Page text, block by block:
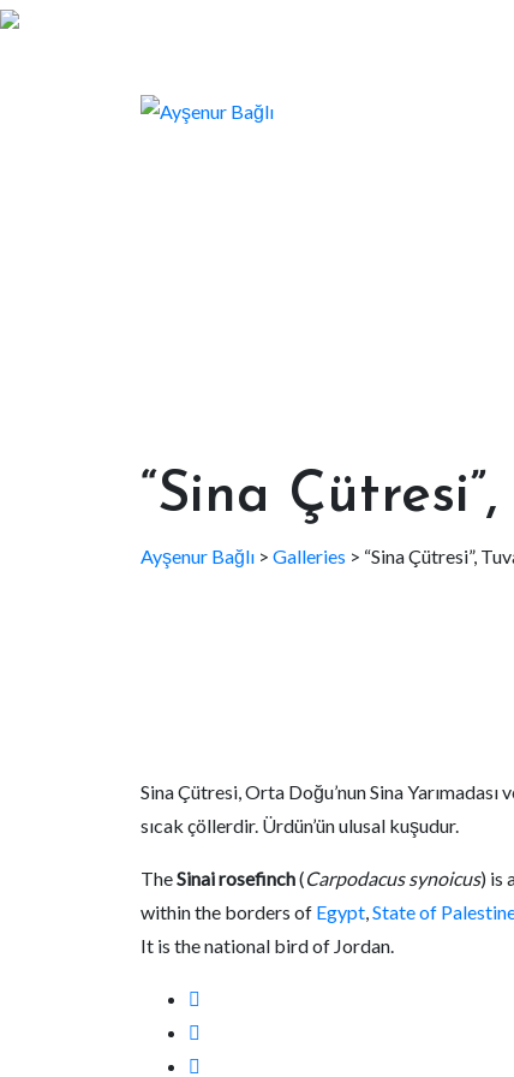
“Sina
Ayşenur Bağlı > Galleries > “Sina Çütresi”,
Sina Çütresi, Orta Doğu’nun Sina
sıcak çöllerdir. Ürdün’ün ulusal kuşudur.
TheSinai rosefinch(Carpodacus synoicus) is
within the borders of Egypt,State of
It is the national bird of Jordan.